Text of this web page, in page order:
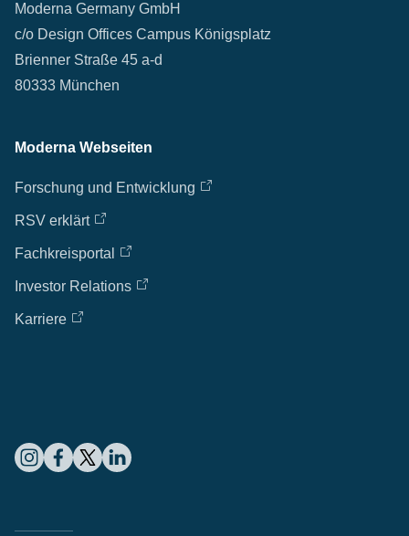
Moderna Germany GmbH
c/o Design Offices Campus Königsplatz
Brienner Straße 45 a-d
80333 München
Moderna Webseiten
Forschung und Entwicklung
RSV erklärt
Fachkreisportal
Investor Relations
Karriere